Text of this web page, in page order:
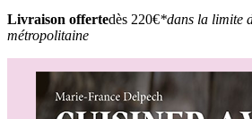
Livraison offertedès 220€*dans la limite
métropolitaine